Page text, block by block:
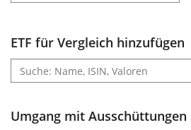
ETF für Vergleich hinzufügen
Umgang mit Ausschüttungen